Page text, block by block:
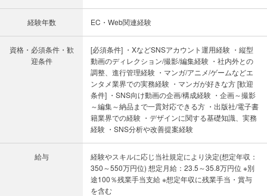
経験年数 EC・Web関連経験
資格・必須条件・歓
迎条件
[必須条件] ・XなどSNSアカウント運用経験 ・縦型
動画のディレクション/撮影/編集経験 ・社内外との
調整、進行管理経験 ・マンガ/アニメ/ゲームなどエ
ンタメ業界での実務経験 ・マンガが好きな方 [歓迎
条件] ・SNS向け動画の企画/構成経験 ・企画～撮影
～編集～納品まで一貫対応できる方 ・出版社/電子書
籍業界での経験 ・デザインに関する基礎知識、実務
経験 ・SNS分析や改善提案経験
給与
経験やスキルに応じ当社規定により決定(想定年収：
350～550万円位) 想定月給：23.5～35.8万円位 ※別
途100％残業手当支給 ※想定年収に残業手当・賞与
を含む